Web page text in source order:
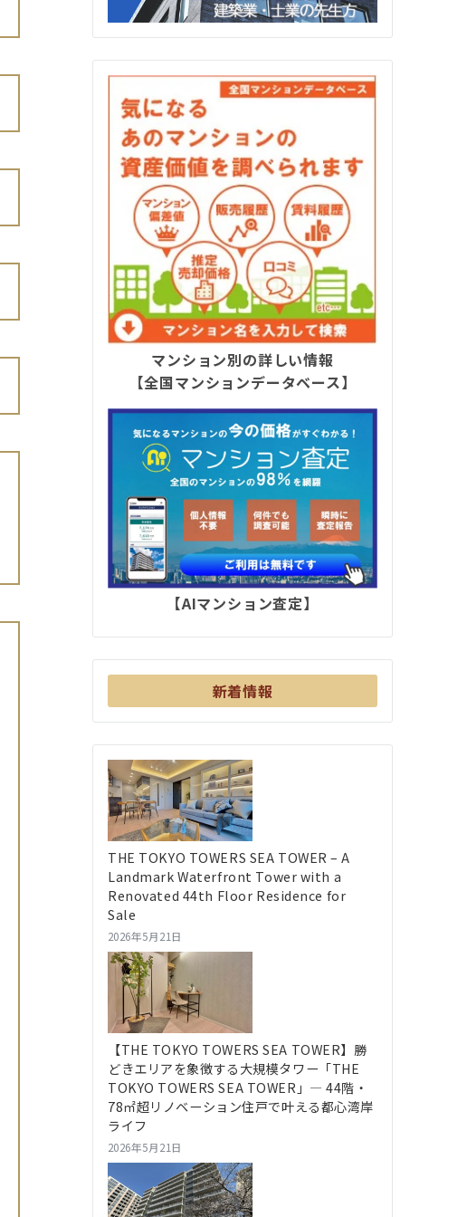
マンション別の詳しい情報
【全国マンションデータベース】
【AIマンション査定】
新着情報
THE TOKYO TOWERS SEA TOWER – A
Landmark Waterfront Tower with a
Renovated 44th Floor Residence for
Sale
2026年5月21日
【THE TOKYO TOWERS SEA TOWER】勝
どきエリアを象徴する大規模タワー「THE
TOKYO TOWERS SEA TOWER」― 44階・
78㎡超リノベーション住戸で叶える都心湾岸
ライフ
2026年5月21日